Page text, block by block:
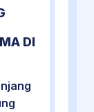
DI